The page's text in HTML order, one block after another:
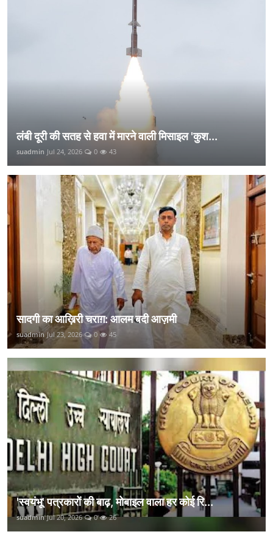
लंबी दूरी की सतह से हवा में मारने वाली मिसाइल 'कुश...
suadmin Jul 24, 2026 0 43
सादगी का आख़िरी चराग़: आलम बदी आज़मी
suadmin Jul 23, 2026 0 45
'स्वयंभू' पत्रकारों की बाढ़, मोबाइल वाला हर कोई रि...
suadmin Jul 20, 2026 0 26